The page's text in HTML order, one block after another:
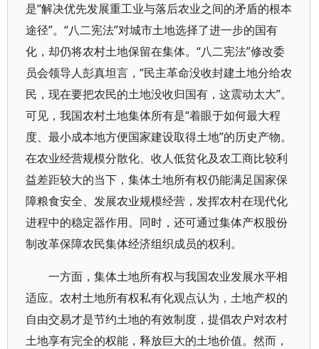
是“解决优先发展重工业与落后农业之间的矛盾的根本
途径”。“八二宪法”对城市土地选择了进一步的国有
化，却仍将农村土地保留在集体。“八二宪法”修改委
员会领导人彭真坦言，“民主革命没收封建土地分给农
民，现在要把农民的土地没收归国有，这震动太大”。
可见，我国农村土地集体所有是“着眼于如何最大程
度、最小成本地方便国家建设取得土地”的历史产物。
在农业经营规模分散化、收人低贫化及农工商比较利
益差距较大的当下，集体土地所有权仍能满足国家保
障粮食安全、发展农业规模经营，发挥农村在现代化
进程中的稳定器作用。同时，还可通过集体产权股份
制改革保障农民集体经济组织成员的权利。
一方面，集体土地所有权与我国农业发展水平相
适应。农村土地所有权私有化观点认为，土地产权的
自由交易才是节约土地的有效制度，提倡农户对农村
土地享有完全的权能，释放巨大的土地价值。然而，